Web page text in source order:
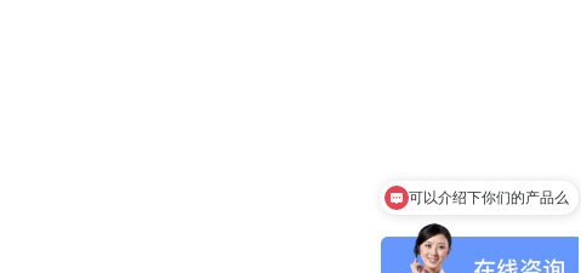
你们是怎么收费的呢